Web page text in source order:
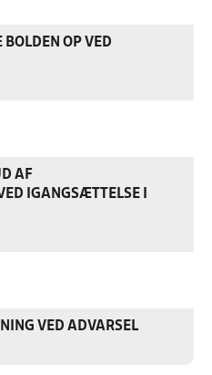
OP VED
AF
IGANGSÆTTELSE I
VED ADVARSEL